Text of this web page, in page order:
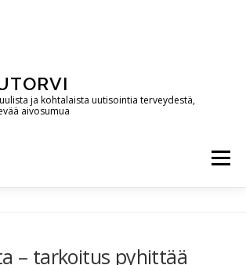
ja kohtalaista uutisointia terveydestä,
aivosumua
Valikko
– tarkoitus pyhittää